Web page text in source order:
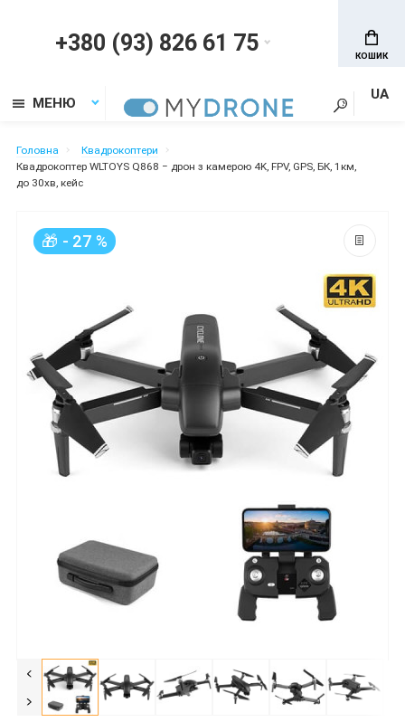
+380 (93) 826 61 75 КОШИК
МЕНЮ
UA
Головна
Квадрокоптери
Квадрокоптер WLTOYS Q868 − дрон з камерою 4K, FPV, GPS, БК, 1км,
до 30хв, кейс
🎁 - 27 %